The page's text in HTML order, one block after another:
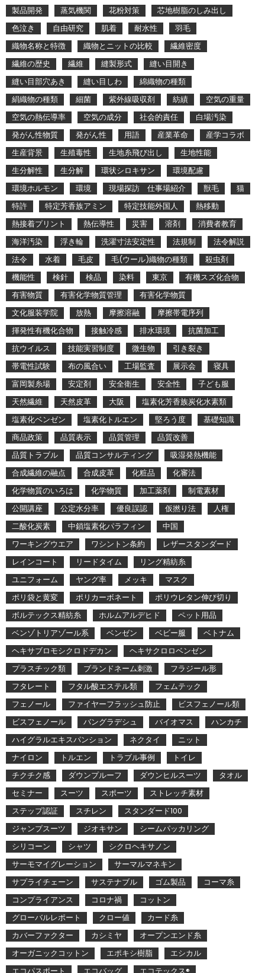
製品開発
蒸気機関 花粉対策
芯地樹脂のしみ出し
色泣き
自由研究 肌着 耐水性
羽毛
織物名称と特徴
織物とニットの比較
繊維密度
繊維の歴史
繊維 縫製形式
縫い目開き
縫い目部穴あき
縫い目しわ
綿織物の種類
絹織物の種類
細菌 紫外線吸収剤 紡績
空気の重量
空気の熱伝導率
空気の成分 社会的責任
白場汚染
発がん性物質
発がん性 用語 産業革命
産学コラボ
生産背景
生殖毒性 生地糸飛び出し
生地性能
生分解性
生分解 環状シロキサン
環境配慮
環境ホルモン
環境 現場探訪 仕事場紹介 獣毛
猫
特許
特定芳香族アミン 特定技能外国人
熱移動
熱接着プリント
熱伝導性 災害 溶剤
消費者教育
海洋汚染
浮き輪 洗濯寸法安定性 法規制
法令解説
法令
水着 毛皮 毛(ウール)織物の種類
殺虫剤
機能性
検針 検品 染料 東京
有機スズ化合物
有害物質
有害化学物質管理
有害化学物質
文化服装学院
放熱 摩擦溶融
摩擦帯電序列
揮発性有機化合物
接触冷感 排水環境
抗菌加工
抗ウイルス
技能実習制度 微生物
引き裂き
帯電性試験
布の風合い 工場監査 展示会
寝具
富岡製糸場
安定剤 安全衛生 安全性
子ども服
天然繊維
天然皮革 大阪
塩素化芳香族炭化水素類
塩素化ベンゼン
塩素化トルエン 堅ろう度
基礎知識
商品政策
品質表示 品質管理
品質改善
品質トラブル
品質コンサルティング
吸湿発熱機能
合成繊維の融点
合成皮革 化粧品
化審法
化学物質のいろは
化学物質 加工薬剤
制電素材
公開講座
公定水分率 優良誤認 仮撚り法
人権
二酸化炭素
中鎖塩素化パラフィン
中国
ワーキングウエア
ワシントン条約
レザースタンダード
レインコート
リードタイム
リング精紡糸
ユニフォーム
ヤング率 メッキ
マスク
ポリ袋と黄変
ポリカーボネート
ポリウレタン伸び切り
ボルテックス精紡糸
ホルムアルデヒド
ペット用品
ベンゾトリアゾール系
ベンゼン ベビー服
ベトナム
ヘキサブロモシクロドデカン
ヘキサクロロベンゼン
プラスチック類
ブランドネーム刺激
フラジール形
フタレート
フタル酸エステル類
フェムテック
フェノール
ファイヤーフラッシュ防止
ビスフェノール類
ビスフェノール
バングラデシュ バイオマス
ハンカチ
ハイグラルエキスパンション
ネクタイ
ニット
ナイロン
トルエン トラブル事例
トイレ
チクチク感
ダウンプルーフ ダウンヒルスーツ
タオル
セミナー
スーツ スポーツ
ストレッチ素材
ステップ認証
スチレン
スタンダード100
ジャンプスーツ
ジオキサン
シームパッカリング
シリコーン
シャツ
シクロヘキサノン
サーモマイグレーション
サーマルマネキン
サプライチェーン
サステナブル ゴム製品
コーマ糸
コンプライアンス
コロナ禍
コットン
グローバルレポート
クロー値
カード糸
カバーファクター
カシミヤ
オープンエンド糸
オーガニックコットン
エポキシ樹脂
エシカル